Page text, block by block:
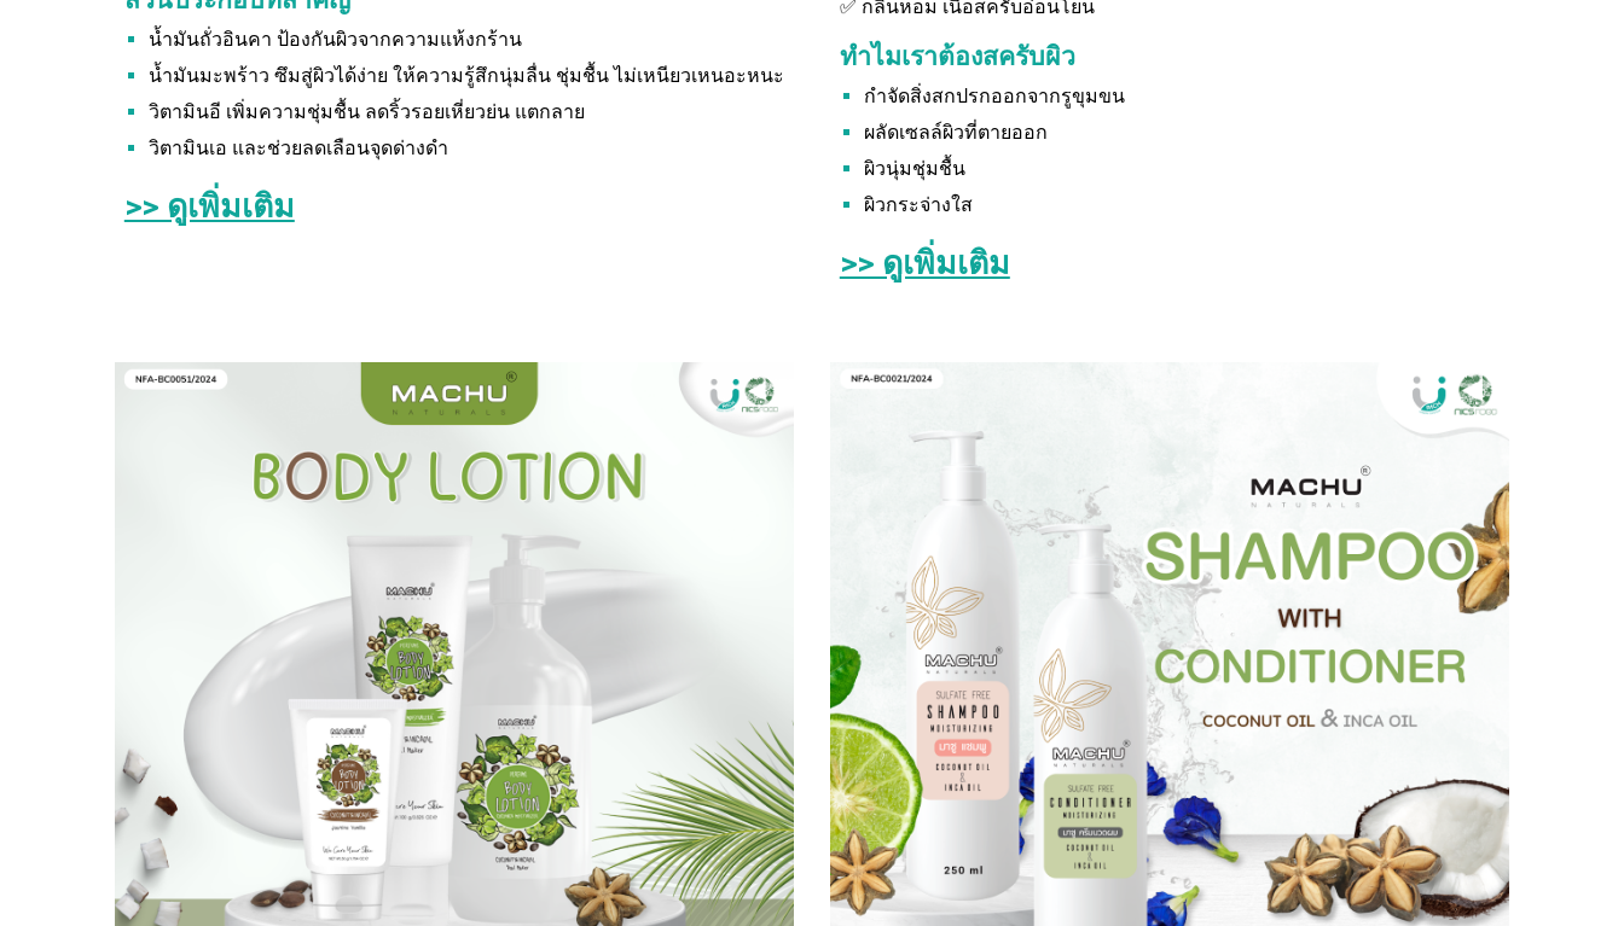
น้ำมันถั่วอินคา ป้องกันผิวจากความแห้งกร้าน
น้ำมันมะพร้าว ซึมสู่ผิวได้ง่าย ให้ความรู้สึกนุ่มลื่น ชุ่มชื้น ไม่เหนียวเหนอะหนะ
วิตามินอี เพิ่มความชุ่มชื้น ลดริ้วรอยเหี่ยวย่น แตกลาย
วิตามินเอ และช่วยลดเลือนจุดด่างดำ
>> ดูเพิ่มเติม
✅ กลิ่นหอม เนื้อสครับอ่อนโยน
ทำไมเราต้องสครับผิว
กำจัดสิ่งสกปรกออกจากรูขุมขน
ผลัดเซลล์ผิวที่ตายออก
ผิวนุ่มชุ่มชื้น
ผิวกระจ่างใส
>> ดูเพิ่มเติม